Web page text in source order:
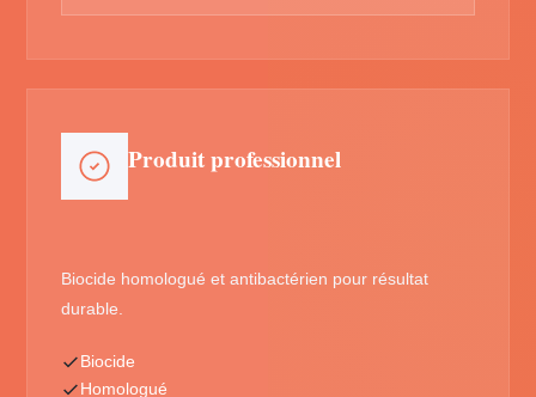
Produit professionnel
Biocide homologué et antibactérien pour résultat
durable.
Biocide
Homologué